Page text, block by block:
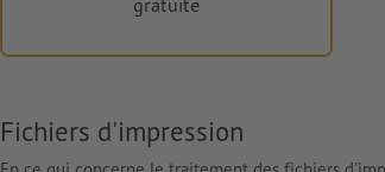
Fichiers d'impression